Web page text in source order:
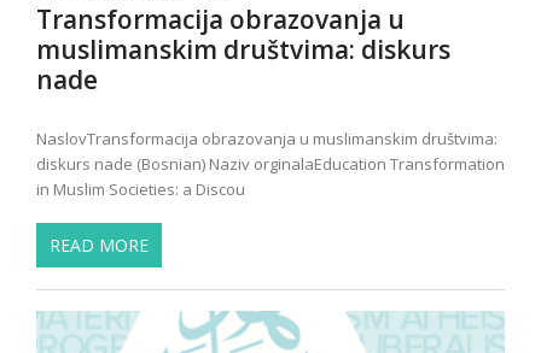
Transformacija obrazovanja u
muslimanskim društvima: diskurs
nade
NaslovTransformacija obrazovanja u muslimanskim društvima:
diskurs nade (Bosnian) Naziv orginalaEducation Transformation
in Muslim Societies: a Discou
READ MORE